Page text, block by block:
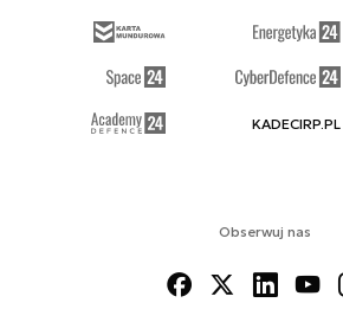
Obserwuj nas
KADECIRP.PL